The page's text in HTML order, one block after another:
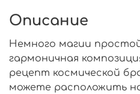
Описание
Немного магии
гармоничная
рецепт космической
можете расположить